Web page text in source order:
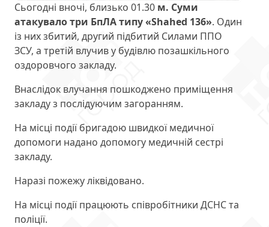
Сьогодні вночі, близько 01.30 м. Суми
атакувало три БпЛА типу «Shahed 136». Один
із них збитий, другий підбитий Силами ППО
ЗСУ, а третій влучив у будівлю позашкільного
оздоровчого закладу.
Внаслідок влучання пошкоджено приміщення
закладу з послідуючим загоранням.
На місці події бригадою швидкої медичної
допомоги надано допомогу медичній сестрі
закладу.
Наразі пожежу ліквідовано.
На місці події працюють співробітники ДСНС та
поліції.